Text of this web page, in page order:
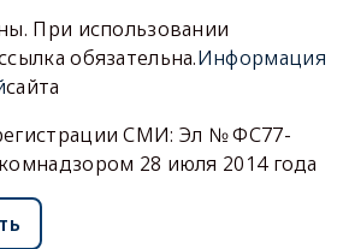
При использовании
обязательна.Информация
сайта
СМИ: Эл № ФС77-
28 июля 2014 года